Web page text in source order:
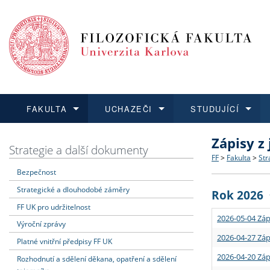
FAKULTA
Dozvědět se více
Struktura
Strategie
Podpora
UCHAZEČI
Podat přihlášku
Co
Učitelské
STUDUJÍCÍ
Dozvědět se více
Rigorózní
Dozvědět se více
O vědě a
Granty a
Dozvědět se více
Aktuální
Strategie a další dokumenty
Bezpečnost
Strategické a dlouhodobé záměry
FF UK pro udržitelnost
Výroční zprávy
Platné vnitřní předpisy FF UK
Rozhodnutí a sdělení děkana, opatření a sdělení
Zápisy
FF > Fakulta >
Rok 2026
2026-05-04
2026-04-27
2026-04-20